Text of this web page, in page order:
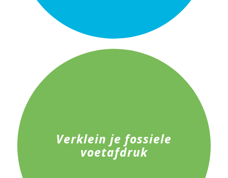
Verklein je fossiele
voetafdruk